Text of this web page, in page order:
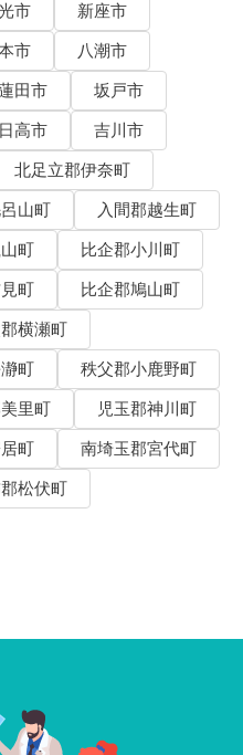
市
新座市
市
八潮市
田市
坂戸市
日高市
吉川市
北足立郡伊奈町
山町
入間郡越生町
町
比企郡小川町
町
比企郡鳩山町
横瀬町
町
秩父郡小鹿野町
里町
児玉郡神川町
町
南埼玉郡宮代町
松伏町